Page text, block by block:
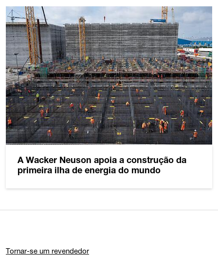
A Wacker Neuson apoia a construção da
primeira ilha de energia do mundo
Tornar-se um revendedor